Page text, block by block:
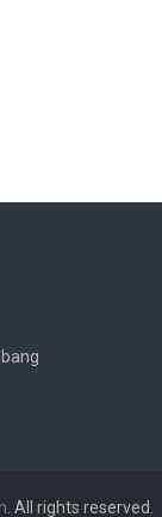
. All rights reserved.